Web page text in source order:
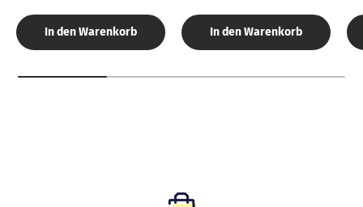
In den Warenkorb In den Warenkorb